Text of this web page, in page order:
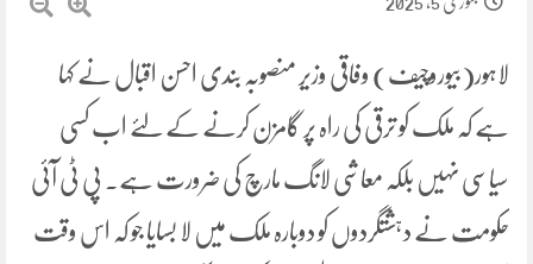
لاہور(بیوروچیف) وفاقی وزیر منصوبہ بندی احسن اقبال نے کہا
ہے کہ ملک کو ترقی کی راہ پر گامزن کرنے کے لئے اب کسی
سیاسی نہیں بلکہ معاشی لانگ مارچ کی ضرورت ہے۔ پی ٹی آئی
حکومت نے دہشتگردوں کو دوبارہ ملک میں لا بسایا جو کہ اس وقت